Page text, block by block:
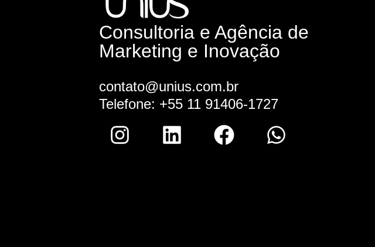
Consultoria e Agência de
Marketing e Inovação
contato@unius.com.br
Telefone: +55 11 91406-1727